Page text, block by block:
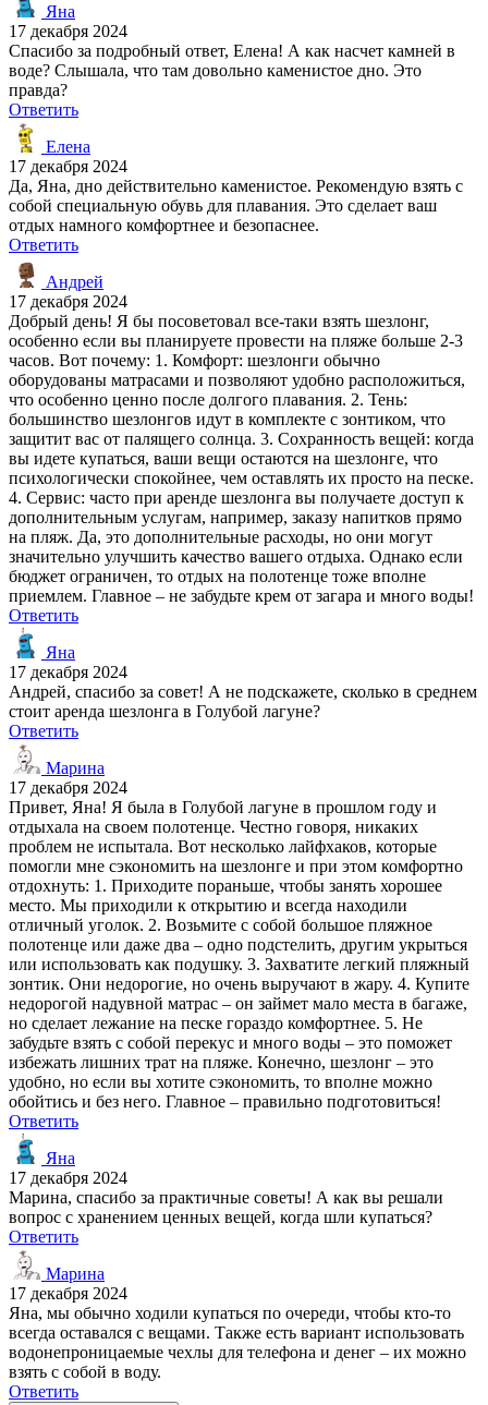
Яна
17 декабря 2024
Спасибо за подробный ответ, Елена! А как насчет камней в
воде? Слышала, что там довольно каменистое дно. Это
правда?
Ответить
Елена
17 декабря 2024
Да, Яна, дно действительно каменистое. Рекомендую взять с
собой специальную обувь для плавания. Это сделает ваш
отдых намного комфортнее и безопаснее.
Ответить
Андрей
17 декабря 2024
Добрый день! Я бы посоветовал все-таки взять шезлонг,
особенно если вы планируете провести на пляже больше 2-3
часов. Вот почему: 1. Комфорт: шезлонги обычно
оборудованы матрасами и позволяют удобно расположиться,
что особенно ценно после долгого плавания. 2. Тень:
большинство шезлонгов идут в комплекте с зонтиком, что
защитит вас от палящего солнца. 3. Сохранность вещей: когда
вы идете купаться, ваши вещи остаются на шезлонге, что
психологически спокойнее, чем оставлять их просто на песке.
4. Сервис: часто при аренде шезлонга вы получаете доступ к
дополнительным услугам, например, заказу напитков прямо
на пляж. Да, это дополнительные расходы, но они могут
значительно улучшить качество вашего отдыха. Однако если
бюджет ограничен, то отдых на полотенце тоже вполне
приемлем. Главное – не забудьте крем от загара и много воды!
Ответить
Яна
17 декабря 2024
Андрей, спасибо за совет! А не подскажете, сколько в среднем
стоит аренда шезлонга в Голубой лагуне?
Ответить
Марина
17 декабря 2024
Привет, Яна! Я была в Голубой лагуне в прошлом году и
отдыхала на своем полотенце. Честно говоря, никаких
проблем не испытала. Вот несколько лайфхаков, которые
помогли мне сэкономить на шезлонге и при этом комфортно
отдохнуть: 1. Приходите пораньше, чтобы занять хорошее
место. Мы приходили к открытию и всегда находили
отличный уголок. 2. Возьмите с собой большое пляжное
полотенце или даже два – одно подстелить, другим укрыться
или использовать как подушку. 3. Захватите легкий пляжный
зонтик. Они недорогие, но очень выручают в жару. 4. Купите
недорогой надувной матрас – он займет мало места в багаже,
но сделает лежание на песке гораздо комфортнее. 5. Не
забудьте взять с собой перекус и много воды – это поможет
избежать лишних трат на пляже. Конечно, шезлонг – это
удобно, но если вы хотите сэкономить, то вполне можно
обойтись и без него. Главное – правильно подготовиться!
Ответить
Яна
17 декабря 2024
Марина, спасибо за практичные советы! А как вы решали
вопрос с хранением ценных вещей, когда шли купаться?
Ответить
Марина
17 декабря 2024
Яна, мы обычно ходили купаться по очереди, чтобы кто-то
всегда оставался с вещами. Также есть вариант использовать
водонепроницаемые чехлы для телефона и денег – их можно
взять с собой в воду.
Ответить